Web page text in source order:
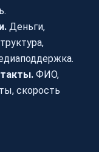
Деньги,
ФИО,
скорость